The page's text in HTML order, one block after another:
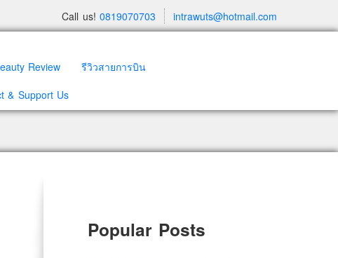
intrawuts@hotmail.com
Call us! 0819070703
Review
รีวิวสายการบิน
& Support Us
Popular Posts